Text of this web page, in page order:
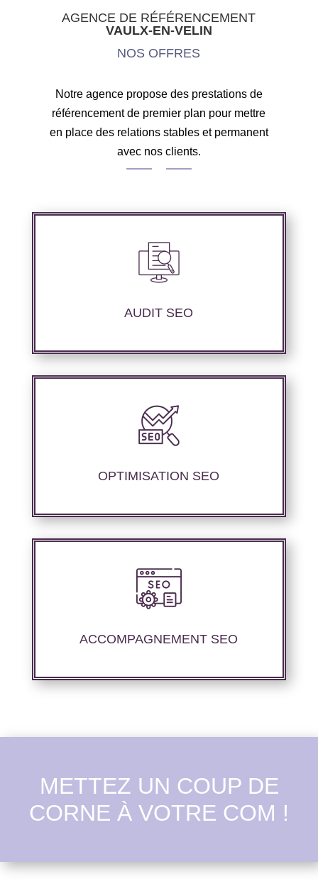
AGENCE DE RÉFÉRENCEMENT
VAULX-EN-VELIN
NOS OFFRES
Notre agence propose des prestations de
référencement de premier plan pour mettre
en place des relations stables et permanent
avec nos clients.
AUDIT SEO
Nous réalisons un audit de votre site web à
travers les mots clés pertinents, les principaux
OPTIMISATION SEO
Nous offrons des services d’optimisation
technique de site web, d’ajustement de
performances de référencement.
ACCOMPAGNEMENT SEO
Nous offrons un suivi et un rapport de
positionnement détaillé pour vous permettre
METTEZ UN COUP DE
CORNE À VOTRE COM !